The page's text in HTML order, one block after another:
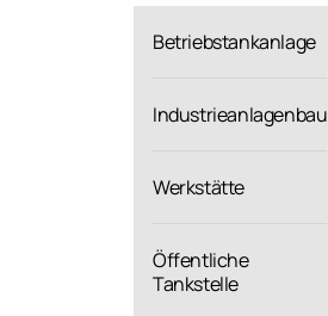
Betriebstankanlage
Industrieanlagenbau
Werkstätte
Öffentliche
Tankstelle